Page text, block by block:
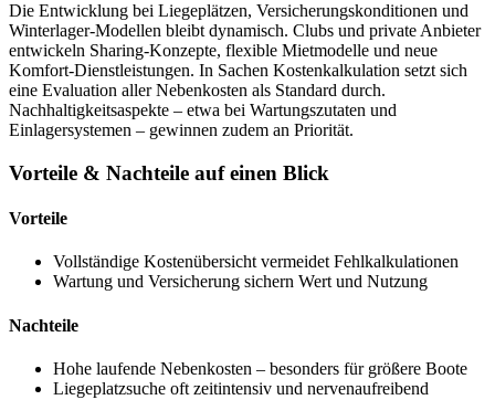
Die Entwicklung bei Liegeplätzen, Versicherungskonditionen und
Winterlager-Modellen bleibt dynamisch. Clubs und private Anbieter
entwickeln Sharing-Konzepte, flexible Mietmodelle und neue
Komfort-Dienstleistungen. In Sachen Kostenkalkulation setzt sich
eine Evaluation aller Nebenkosten als Standard durch.
Nachhaltigkeitsaspekte – etwa bei Wartungszutaten und
Einlagersystemen – gewinnen zudem an Priorität.
Vorteile & Nachteile auf einen Blick
Vorteile
Vollständige Kostenübersicht vermeidet Fehlkalkulationen
Wartung und Versicherung sichern Wert und Nutzung
Nachteile
Hohe laufende Nebenkosten – besonders für größere Boote
Liegeplatzsuche oft zeitintensiv und nervenaufreibend